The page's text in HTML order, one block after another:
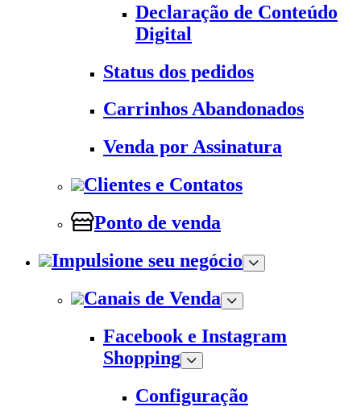
Declaração de Conteúdo
Digital
Status dos pedidos
Carrinhos Abandonados
Venda por Assinatura
Clientes e Contatos
Ponto de venda
Impulsione seu negócio
Canais de Venda
Facebook e Instagram
Shopping
Configuração